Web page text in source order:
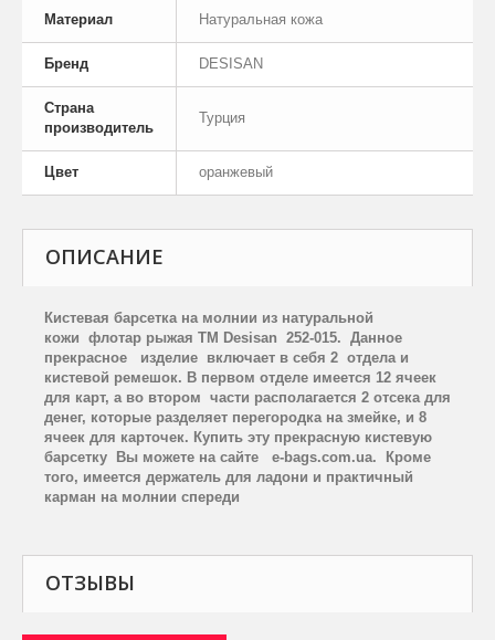
Материал Натуральная кожа
Бренд DESISAN
Страна
производитель
Турция
Цвет оранжевый
ОПИСАНИЕ
Кистевая барсетка на молнии из натуральной
кожи флотар рыжая TM Desisan 252-015. Данное
прекрасное изделие включает в себя 2 отдела и
кистевой ремешок. В первом отделе имеется 12 ячеек
для карт, а во втором части располагается 2 отсека для
денег, которые разделяет перегородка на змейке, и 8
ячеек для карточек. Купить эту прекрасную кистевую
барсетку Вы можете на сайте e-bags.com.ua. Кроме
того, имеется держатель для ладони и практичный
карман на молнии спереди
ОТЗЫВЫ